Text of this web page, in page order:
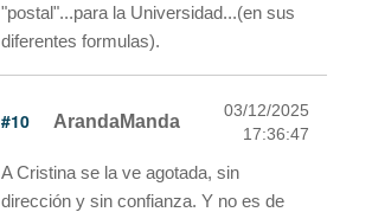
"postal"...para la Universidad...(en sus
diferentes formulas).
#10 ArandaManda
03/12/2025
17:36:47
A Cristina se la ve agotada, sin
dirección y sin confianza. Y no es de